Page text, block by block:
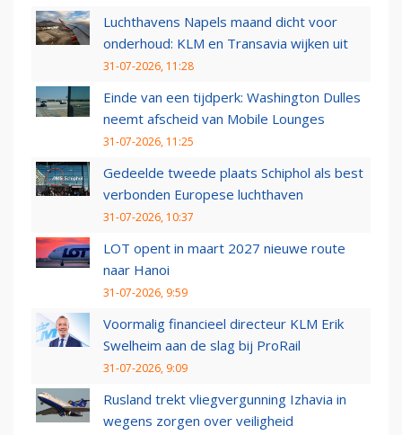
Luchthavens Napels maand dicht voor
onderhoud: KLM en Transavia wijken uit
31-07-2026, 11:28
Einde van een tijdperk: Washington Dulles
neemt afscheid van Mobile Lounges
31-07-2026, 11:25
Gedeelde tweede plaats Schiphol als best
verbonden Europese luchthaven
31-07-2026, 10:37
LOT opent in maart 2027 nieuwe route
naar Hanoi
31-07-2026, 9:59
Voormalig financieel directeur KLM Erik
Swelheim aan de slag bij ProRail
31-07-2026, 9:09
Rusland trekt vliegvergunning Izhavia in
wegens zorgen over veiligheid